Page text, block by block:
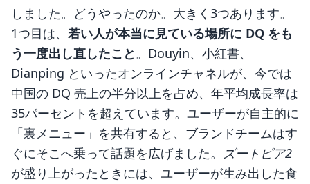
しました。どうやったのか。大きく3つあります。
1つ目は、 若い人が本当に見ている場所に DQ をも
う一度出し直したこと。Douyin、小紅書、
Dianping といったオンラインチャネルが、今では
中国の DQ 売上の半分以上を占め、年平均成長率は
35パーセントを超えています。ユーザーが自主的に
「裏メニュー」を共有すると、ブランドチームはす
ぐにそこへ乗って話題を広げました。 ズートピア2
が盛り上がったときには、ユーザーが生み出した食